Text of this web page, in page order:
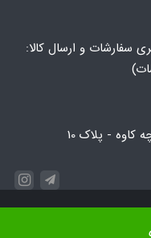
پیگیری سفارشات و ارسال کالا:
- پلاک 10